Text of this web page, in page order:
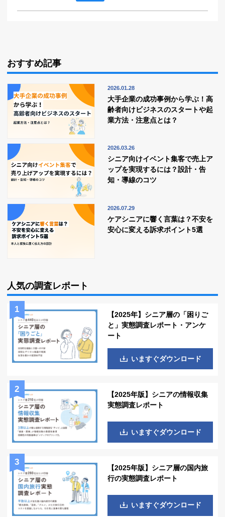
おすすめ記事
大手企業の成功事例から学ぶ！高
齢者向けビジネスのスタートや起
業方法・注意点とは？
2026.01.28
シニア向けイベント集客で売上ア
ップを実現するには？設計・告
知・導線のコツ
2026.03.26
ケアシニアに響く言葉は？不安を
安心に変える訴求ポイント5選
2026.07.29
人気の調査レポート
【2025年】シニア層の「困りご
と」実態調査レポート・アンケ
ート
いますぐダウンロード
【2025年版】シニアの情報収集
実態調査レポート
いますぐダウンロード
【2025年版】シニア層の国内旅
行の実態調査レポート
いますぐダウンロード